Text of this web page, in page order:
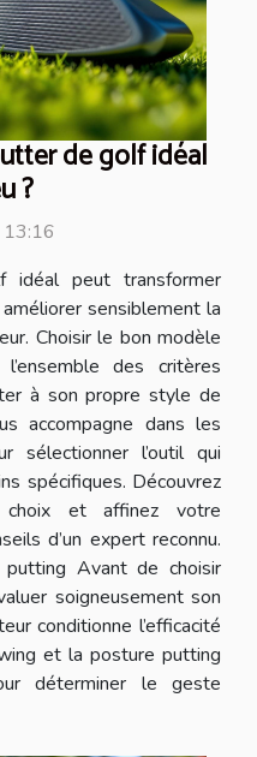
de golf idéal
?
peut transformer
sensiblement la
Choisir le bon modèle
des critères
à son propre style de
accompagne dans les
sélectionner l’outil qui
spécifiques. Découvrez
choix et affinez votre
d’un expert reconnu.
Avant de choisir
soigneusement son
conditionne l’efficacité
et la posture putting
déterminer le geste